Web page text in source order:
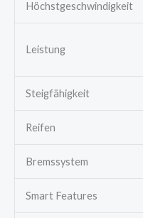
Höchstgeschwindigkeit
Leistung
Steigfähigkeit
Reifen
Bremssystem
Smart Features